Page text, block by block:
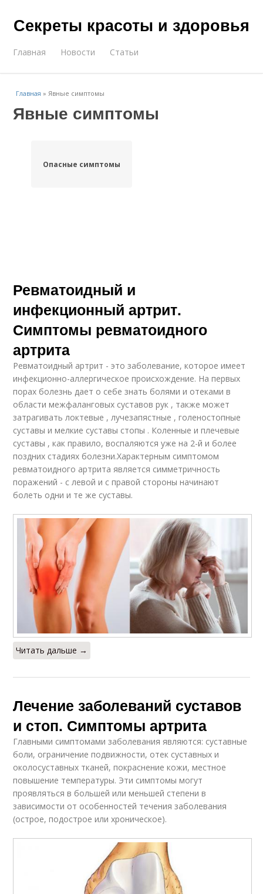
Секреты красоты и здоровья
Главная Новости Статьи
Главная »Явные симптомы
Явные симптомы
Опасные симптомы
Ревматоидный и
инфекционный артрит.
Симптомы ревматоидного
артрита
Ревматоидный артрит - это заболевание, которое имеет
инфекционно-аллергическое происхождение. На первых
порах болезнь дает о себе знать болями и отеками в
области межфаланговых суставов рук , также может
затрагивать локтевые , лучезапястные , голеностопные
суставы и мелкие суставы стопы . Коленные и плечевые
суставы , как правило, воспаляются уже на 2-й и более
поздних стадиях болезни.Характерным симптомом
ревматоидного артрита является симметричность
поражений - с левой и с правой стороны начинают
болеть одни и те же суставы.
Читать дальше →
Лечение заболеваний суставов
и стоп. Симптомы артрита
Главными симптомами заболевания являются: суставные
боли, ограничение подвижности, отек суставных и
околосуставных тканей, покраснение кожи, местное
повышение температуры. Эти симптомы могут
проявляться в большей или меньшей степени в
зависимости от особенностей течения заболевания
(острое, подострое или хроническое).